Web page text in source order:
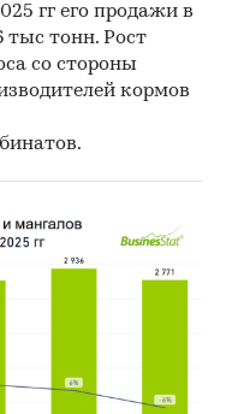
гг его продажи в
тыс тонн. Рост
со стороны
кормов